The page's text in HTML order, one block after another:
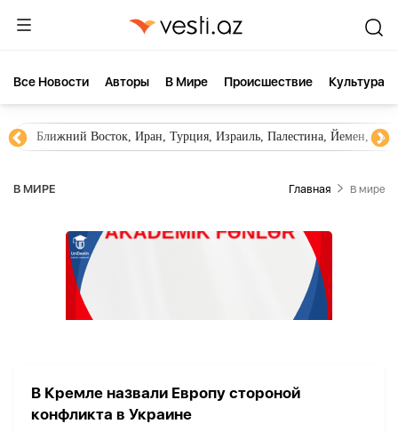
Все Новости Aвторы В Мире Происшествие Культура
Ближний Восток, Иран, Турция, Израиль, Палестина, Йемен,
В МИРЕ Главная В мире
В Кремле назвали Европу стороной
конфликта в Украине